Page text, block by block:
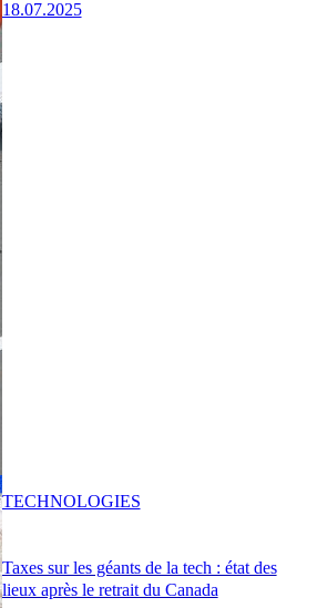
18.07.2025
Taxes sur les géants de la tech : état des
lieux après le retrait du Canada
TECHNOLOGIES